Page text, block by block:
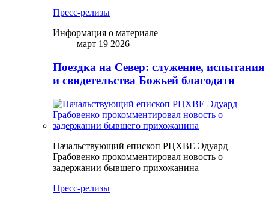
Пресс-релизы
Информация о материале
март 19 2026
Поездка на Север: служение, испытания
и свидетельства Божьей благодати
Начальствующий епископ РЦХВЕ Эдуард
Грабовенко прокомментировал новость о
задержании бывшего прихожанина
Пресс-релизы